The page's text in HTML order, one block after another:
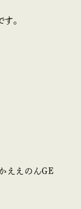
。
ええのんGE